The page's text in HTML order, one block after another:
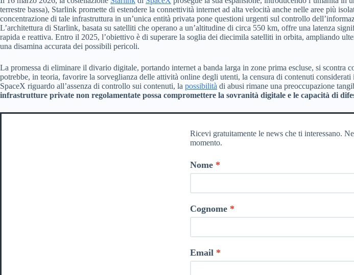
terrestre bassa), Starlink promette di estendere la connettività internet ad alta velocità anche nelle aree più
concentrazione di tale infrastruttura in un’unica entità privata pone questioni urgenti sul controllo
L’architettura di Starlink, basata su satelliti che operano a un’altitudine di circa 550 km, offre una latenza
rapida e reattiva. Entro il 2025, l’obiettivo è di superare la soglia dei diecimila satelliti in orbita, ampliando
una disamina accurata dei possibili pericoli.
La promessa di eliminare il divario digitale, portando internet a banda larga in zone prima escluse, si
potrebbe, in teoria, favorire la sorveglianza delle attività online degli utenti, la censura di contenuti
SpaceX riguardo all’assenza di controllo sui contenuti, la possibilità di abusi rimane una preoccupazione
infrastrutture private non regolamentate possa compromettere la sovranità digitale e le capacità di
Ricevi gratuitamente le news che ti interessano.
momento.
Nome
Cognome
Email